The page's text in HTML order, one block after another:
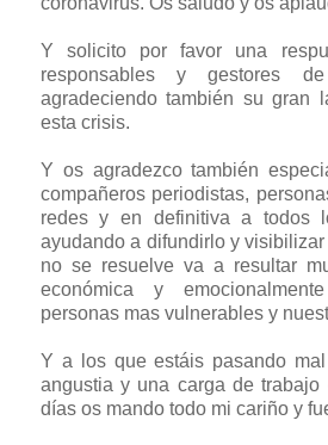
Y solicito por favor una
responsables y gestores
agradeciendo también su gran
esta crisis.
Y os agradezco también
compañeros periodistas,
redes y en definitiva a todos
ayudando a difundirlo y
no se resuelve va a resultar
económica y
personas mas vulnerables y
Y a los que estáis pasando
angustia y una carga de trabajo
días os mando todo mi cariño y